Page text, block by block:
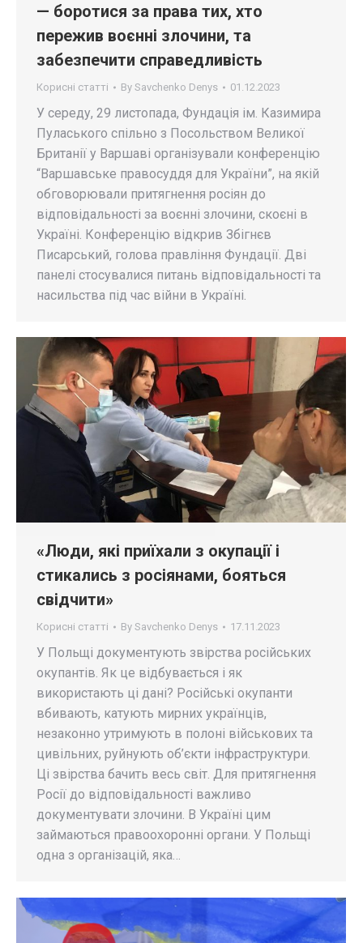
— боротися за права тих, хто
пережив воєнні злочини, та
забезпечити справедливість
Корисні статті By Savchenko Denys 01.12.2023
У середу, 29 листопада, Фундація ім. Казимира
Пуласького спільно з Посольством Великої
Британії у Варшаві організували конференцію
“Варшавське правосуддя для України”, на якій
обговорювали притягнення росіян до
відповідальності за воєнні злочини, скоєні в
Україні. Конференцію відкрив Збігнєв
Писарський, голова правління Фундації. Дві
панелі стосувалися питань відповідальності та
насильства під час війни в Україні.
«Люди, які приїхали з окупації і
стикались з росіянами, бояться
свідчити»
Корисні статті By Savchenko Denys 17.11.2023
У Польщі документують звірства російських
окупантів. Як це відбувається і як
використають ці дані? Російські окупанти
вбивають, катують мирних українців,
незаконно утримують в полоні військових та
цивільних, руйнують об’єкти інфраструктури.
Ці звірства бачить весь світ. Для притягнення
Росії до відповідальності важливо
документувати злочини. В Україні цим
займаються правоохоронні органи. У Польщі
одна з організацій, яка…